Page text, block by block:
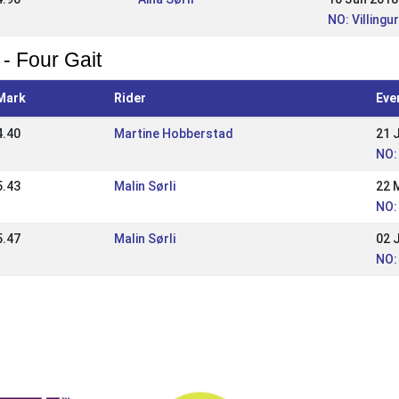
NO:
Four Gait
Rider
Martine Hobberstad
21
Malin Sørli
22
Malin Sørli
02